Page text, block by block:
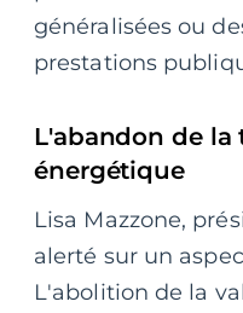
généralisées ou
prestations
L'abandon de la
énergétique
Lisa Mazzone,
alerté sur un
L'abolition de la